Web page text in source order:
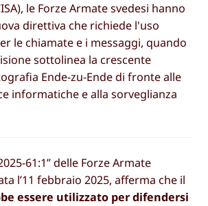
le Forze Armate svedesi hanno
direttiva che richiede l'uso
le chiamate e i messaggi, quando
sottolinea la crescente
Ende-zu-Ende di fronte alle
informatiche e alla sorveglianza
61:1” delle Forze Armate
l’11 febbraio 2025, afferma che il
essere utilizzato per difendersi